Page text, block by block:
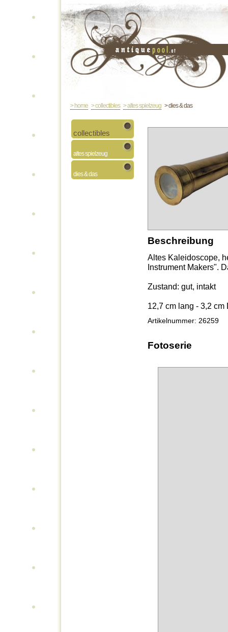
> home > collectibles > altes spielzeug > dies & das
collectibles
altes spielzeug
dies & das
Beschreibung
Altes Kaleidoscope,
Instrument Makers".
Zustand: gut, intakt
12,7 cm lang - 3,2 cm
Artikelnummer: 26259
Fotoserie